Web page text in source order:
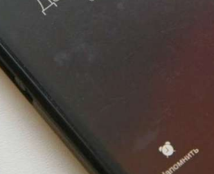
районе Волгограда стартует
моста через Волго‑Донской
в Волгограде пройдёт
в рамках Года единства народов